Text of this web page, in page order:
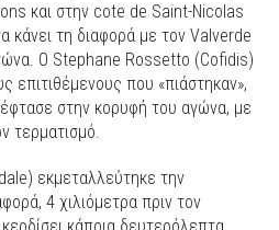
και στην cote de Saint-Nicolas
κάνει τη διαφορά με τον Valverde
Ο Stephane Rossetto (Cofidis)
επιτιθέμενους που «πιάστηκαν»,
στην κορυφή του αγώνα, με
τερματισμό.
εκμεταλλεύτηκε την
4 χιλιόμετρα πριν τον